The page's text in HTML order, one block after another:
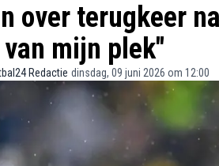
over terugkeer
mijn plek"
Redactie dinsdag, 09 juni 2026 om 12:00